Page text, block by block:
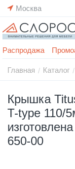
Москва
Распродажа
Главная / Каталог /
Крышка
T-type 110/
650-00